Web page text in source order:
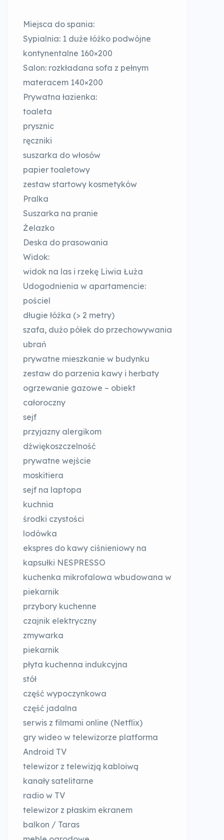
Miejsca do spania:
Sypialnia: 1 duże łóżko podwójne
kontynentalne 160×200
Salon: rozkładana sofa z pełnym
materacem 140×200
Prywatna łazienka:
toaleta
prysznic
ręczniki
suszarka do włosów
papier toaletowy
zestaw startowy kosmetyków
Pralka
Suszarka na pranie
Żelazko
Deska do prasowania
Widok:
widok na las i rzekę Liwia Łuża
Udogodnienia w apartamencie: ​
pościel
długie łóżka (> 2 metry)
szafa, dużo półek do przechowywania
ubrań
prywatne mieszkanie w budynku
zestaw do parzenia kawy i herbaty
ogrzewanie gazowe – obiekt
całoroczny
sejf
przyjazny alergikom
dźwiękoszczelność
prywatne wejście
moskitiera
sejf na laptopa
kuchnia
środki czystości
lodówka
ekspres do kawy ciśnieniowy na
kapsułki NESPRESSO
kuchenka mikrofalowa wbudowana w
piekarnik
przybory kuchenne
czajnik elektryczny
zmywarka
piekarnik
płyta kuchenna indukcyjna
stół
część wypoczynkowa
część jadalna
serwis z filmami online (Netflix)
gry wideo w telewizorze platforma
Android TV
telewizor z telewizją kabloiwą
kanały satelitarne
radio w TV
telewizor z płaskim ekranem
balkon / Taras